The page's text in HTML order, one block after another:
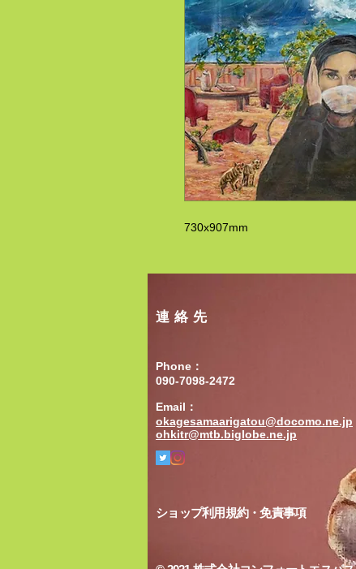
730x907mm
連絡先
Phone：
090-7098-2472
Email：
okagesamaarigatou@docomo.ne.jp
ohkitr@mtb.biglobe.ne.jp
ショップ利用規約・免責事項